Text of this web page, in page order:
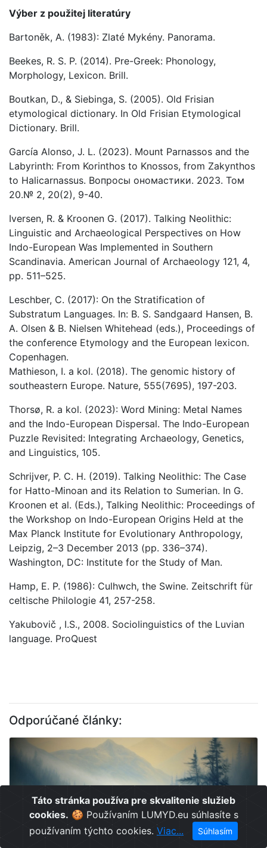
Výber z použitej literatúry
Bartoněk, A. (1983): Zlaté Mykény. Panorama.
Beekes, R. S. P. (2014). Pre-Greek: Phonology,
Morphology, Lexicon. Brill.
Boutkan, D., & Siebinga, S. (2005). Old Frisian
etymological dictionary. In Old Frisian Etymological
Dictionary. Brill.
García Alonso, J. L. (2023). Mount Parnassos and the
Labyrinth: From Korinthos to Knossos, from Zakynthos
to Halicarnassus. Вопросы ономастики. 2023. Том
20.№ 2, 20(2), 9-40.
Iversen, R. & Kroonen G. (2017). Talking Neolithic:
Linguistic and Archaeological Perspectives on How
Indo-European Was Implemented in Southern
Scandinavia. American Journal of Archaeology 121, 4,
pp. 511–525.
Leschber, C. (2017): On the Stratification of
Substratum Languages. In: B. S. Sandgaard Hansen, B.
A. Olsen & B. Nielsen Whitehead (eds.), Proceedings of
the conference Etymology and the European lexicon.
Copenhagen.
Mathieson, I. a kol. (2018). The genomic history of
southeastern Europe. Nature, 555(7695), 197-203.
Thorsø, R. a kol. (2023): Word Mining: Metal Names
and the Indo-European Dispersal. The Indo-European
Puzzle Revisited: Integrating Archaeology, Genetics,
and Linguistics, 105.
Schrijver, P. C. H. (2019). Talking Neolithic: The Case
for Hatto-Minoan and its Relation to Sumerian. In G.
Kroonen et al. (Eds.), Talking Neolithic: Proceedings of
the Workshop on Indo-European Origins Held at the
Max Planck Institute for Evolutionary Anthropology,
Leipzig, 2–3 December 2013 (pp. 336–374).
Washington, DC: Institute for the Study of Man.
Hamp, E. P. (1986): Culhwch, the Swine. Zeitschrift für
celtische Philologie 41, 257-258.
Yakubovič , I.S., 2008. Sociolinguistics of the Luvian
language. ProQuest
Odporúčané články:
Táto stránka používa pre skvalitenie služieb
cookies. 🍪 Používaním LUMYD.eu súhlasíte s
používaním týchto cookies. Viac... Súhlasím